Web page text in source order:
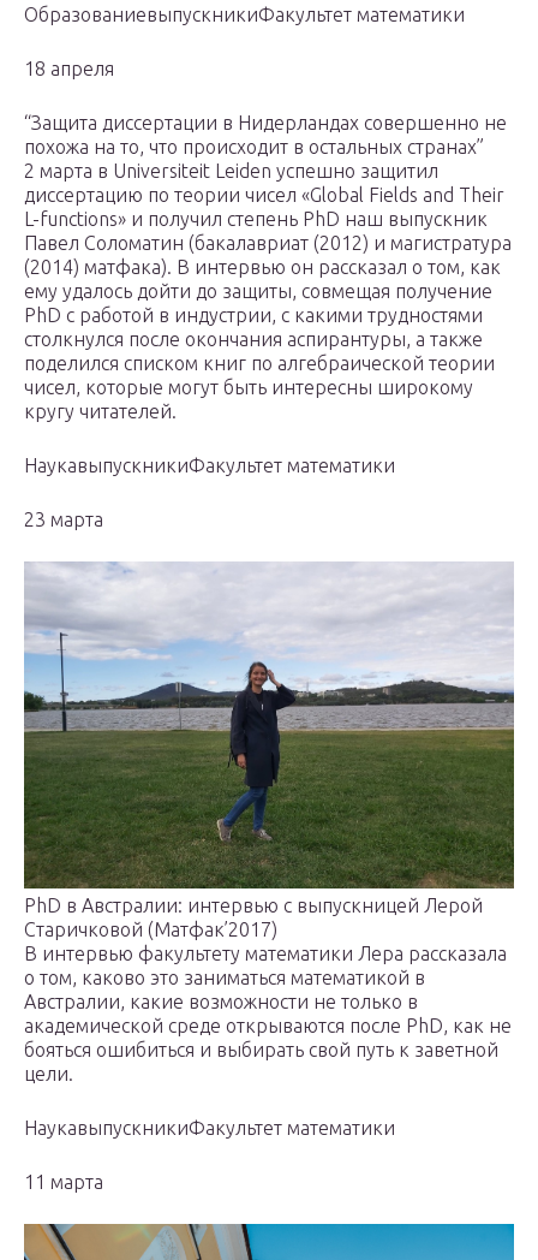
ОбразованиевыпускникиФакультет математики
18 апреля
“Защита диссертации в Нидерландах совершенно не
похожa на то, что происходит в остальных странах”
2 марта в Universiteit Leiden успешно защитил
диссертацию по теории чисел «Global Fields and Their
L-functions» и получил степень PhD наш выпускник
Павел Соломатин (бакалавриат (2012) и магистратура
(2014) матфака). В интервью он рассказал о том, как
ему удалось дойти до защиты, совмещая получение
PhD с работой в индустрии, с какими трудностями
столкнулся после окончания аспирантуры, а также
поделился списком книг по алгебраической теории
чисел, которые могут быть интересны широкому
кругу читателей.
НаукавыпускникиФакультет математики
23 марта
PhD в Австралии: интервью с выпускницей Лерой
Старичковой (Матфак’2017)
В интервью факультету математики Лера рассказала
о том, каково это заниматься математикой в
Австралии, какие возможности не только в
академической среде открываются после PhD, как не
бояться ошибиться и выбирать свой путь к заветной
цели.
НаукавыпускникиФакультет математики
11 марта